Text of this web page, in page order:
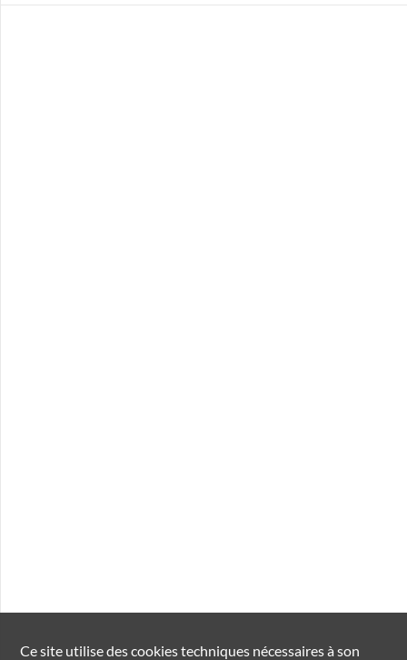
Ce site utilise descookiestechniques nécessaires à son